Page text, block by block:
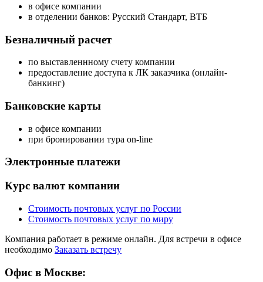
в офисе компании
в отделении банков: Русский Стандарт, ВТБ
Безналичный расчет
по выставленнному счету компании
предоставление доступа к ЛК заказчика (онлайн-
банкинг)
Банковские карты
в офисе компании
при бронировании тура on-line
Электронные платежи
Курс валют компании
Стоимость почтовых услуг по России
Стоимость почтовых услуг по миру
Компания работает в режиме онлайн. Для встречи в офисе
необходимо Заказать встречу
Офис в Москве: